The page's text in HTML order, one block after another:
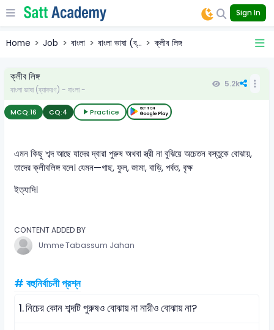
Sign In
Home Job বাংলা বাংলা ভাষা (ব্... ক্লীব লিঙ্গ
ক্লীব লিঙ্গ
বাংলা ভাষা (ব্যাকরণ) - বাংলা -
5.2k
MCQ:16 CQ:4 Practice
এমন কিছু শব্দ আছে যাদের দ্বারা পুরুষ অথবা স্ত্রী না বুঝিয়ে অচেতন বস্তুকে বোঝায়,
তাদের ক্লীবলিঙ্গ বলে। যেমন—গাছ, ফুল, জামা, বাড়ি, পর্বত, বৃক্ষ
ইত্যাদি।
CONTENT ADDED BY
Umme Tabassum Jahan
# বহুনির্বাচনী প্রশ্ন
1.নিচের কোন শব্দটি পুরুষও বোঝায় না নারীও বোঝায় না?